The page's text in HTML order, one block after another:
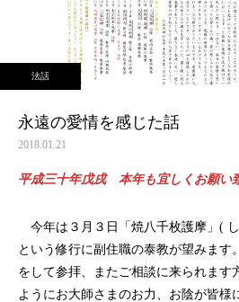
法話
永遠の愛情を感じた話
2018.01.21
平成三十年戊戌 本年も宜しくお願い
今年は３月３日「焼八千枚護摩」(
という修行に副住職の泰教が望みます
をして参拝、またご相談に来られます
ようにお大師さまのお力、お陰が皆様